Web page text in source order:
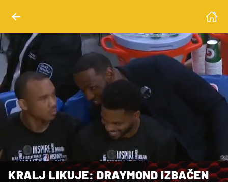
KRALJ LIKUJE: DRAYMOND IZBAČEN